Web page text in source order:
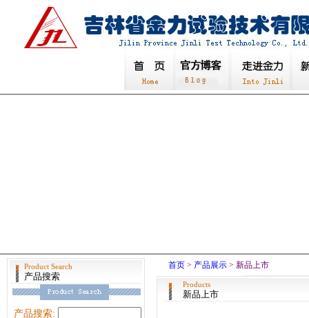
Product Search
产品搜索
产品搜索:
首页 > 产品展示 > 新品上市
Products
新品上市